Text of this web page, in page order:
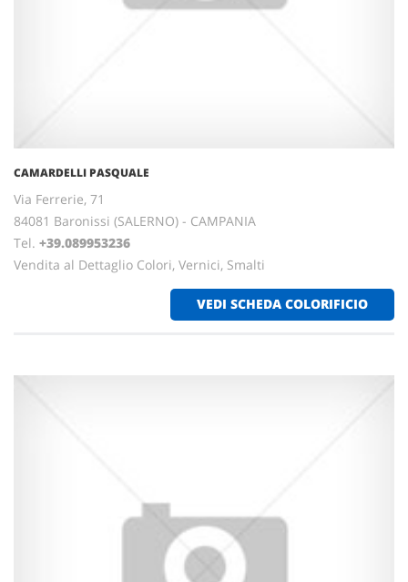
CAMARDELLI PASQUALE
Via Ferrerie, 71
84081 Baronissi (SALERNO) - CAMPANIA
Tel. +39.089953236
Vendita al Dettaglio Colori, Vernici, Smalti
VEDI SCHEDA COLORIFICIO